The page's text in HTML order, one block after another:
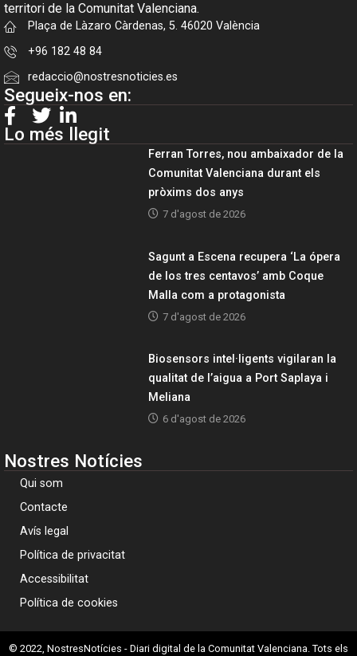
territori de la Comunitat Valenciana.
Plaça de Làzaro Càrdenas, 5. 46020 València
+96 182 48 84
redaccio@nostresnoticies.es
Segueix-nos en:
Lo més llegit
Ferran Torres, nou ambaixador de la
Comunitat Valenciana durant els
pròxims dos anys
7 d'agost de 2026
Sagunt a Escena recupera ‘La ópera
de los tres centavos’ amb Coque
Malla com a protagonista
7 d'agost de 2026
Biosensors intel·ligents vigilaran la
qualitat de l’aigua a Port Saplaya i
Meliana
6 d'agost de 2026
Nostres Notícies
Qui som
Contacte
Avís legal
Política de privacitat
Accessibilitat
Política de cookies
© 2022, NostresNotícies - Diari digital de la Comunitat Valenciana. Tots els